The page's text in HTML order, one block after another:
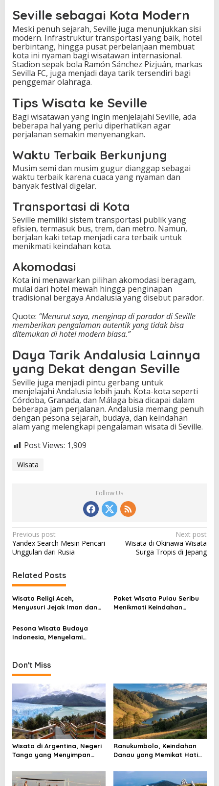
Seville sebagai Kota Modern
Meski penuh sejarah, Seville juga menunjukkan sisi
modern. Infrastruktur transportasi yang baik, hotel
berbintang, hingga pusat perbelanjaan membuat
kota ini nyaman bagi wisatawan internasional.
Stadion sepak bola Ramón Sánchez Pizjuán, markas
Sevilla FC, juga menjadi daya tarik tersendiri bagi
penggemar olahraga.
Tips Wisata ke Seville
Bagi wisatawan yang ingin menjelajahi Seville, ada
beberapa hal yang perlu diperhatikan agar
perjalanan semakin menyenangkan.
Waktu Terbaik Berkunjung
Musim semi dan musim gugur dianggap sebagai
waktu terbaik karena cuaca yang nyaman dan
banyak festival digelar.
Transportasi di Kota
Seville memiliki sistem transportasi publik yang
efisien, termasuk bus, trem, dan metro. Namun,
berjalan kaki tetap menjadi cara terbaik untuk
menikmati keindahan kota.
Akomodasi
Kota ini menawarkan pilihan akomodasi beragam,
mulai dari hotel mewah hingga penginapan
tradisional bergaya Andalusia yang disebut parador.
Quote: “Menurut saya, menginap di parador di Seville
memberikan pengalaman autentik yang tidak bisa
ditemukan di hotel modern biasa.”
Daya Tarik Andalusia Lainnya
yang Dekat dengan Seville
Seville juga menjadi pintu gerbang untuk
menjelajahi Andalusia lebih jauh. Kota-kota seperti
Córdoba, Granada, dan Málaga bisa dicapai dalam
beberapa jam perjalanan. Andalusia memang penuh
dengan pesona sejarah, budaya, dan keindahan
alam yang melengkapi pengalaman wisata di Seville.
Post Views: 1,909
Wisata
Follow Us
P
o
t
n
a
i
a
t
i
o
n
Previous post
Yandex Search Mesin Pencari
Unggulan dari Rusia
Next post
Wisata di Okinawa Wisata
Surga Tropis di Jepang
Related Posts
Wisata Religi Aceh,
Menyusuri Jejak Iman dan
Makkah
Paket Wisata Pulau Seribu
Menikmati Keindahan
Pesona Wisata Budaya
Indonesia, Menyelami
Don't Miss
Wisata di Argentina, Negeri
Tango yang Menyimpan
Kota Penuh Warna
Ranukumbolo, Keindahan
Danau yang Memikat Hati